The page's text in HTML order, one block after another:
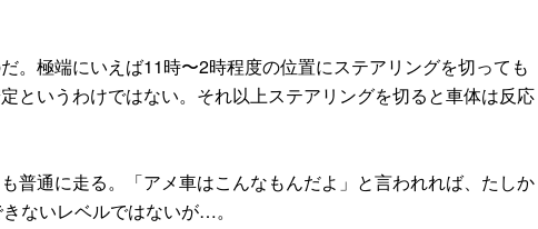
。極端にいえば11時〜2時程度の位置にステアリングを切っても
というわけではない。それ以上ステアリングを切ると車体は反応
普通に走る。「アメ車はこんなもんだよ」と言われれば、たしか
ないレベルではないが…。